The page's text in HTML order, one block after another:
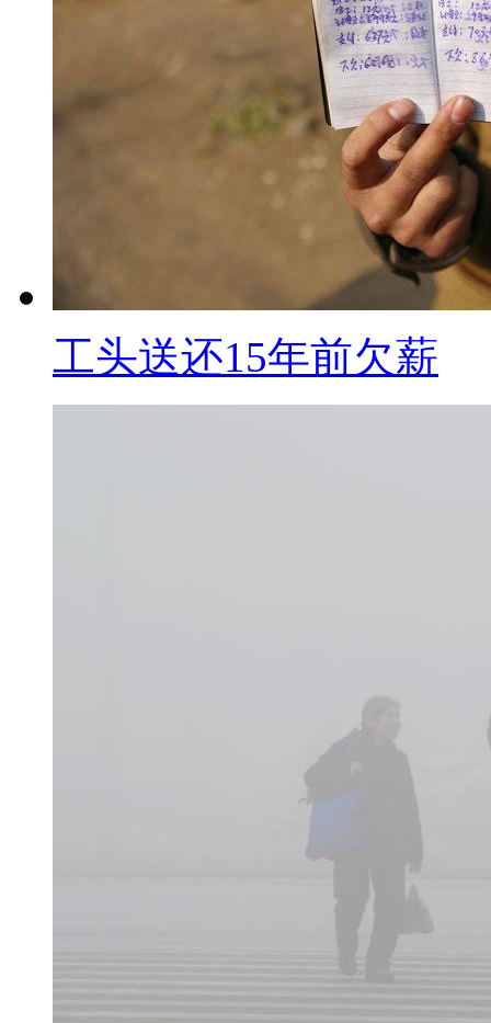
省、市表示在等统一的意见。
行高速路免费政策。而针对除
叹同样是交通部门，怎么差距
表示，除夕高速公路不能免费
说，我们支持但不敢擅自做主
还让人交钱呢。而某东部地区
治，这让其他地方很难做。其实
公路公司来管理，对于除夕收
【解说】：14日上午，原陕
拐卖儿童罪一审被判死刑，缓
人张淑侠在2011年11月至2013
件，将7名婴儿以患有先天疾病
亡，造成恶劣社会影响。据张
于经济利益的诱惑，虽然张淑
但请允许小编套用那句“如果道
工头送还15年前欠薪